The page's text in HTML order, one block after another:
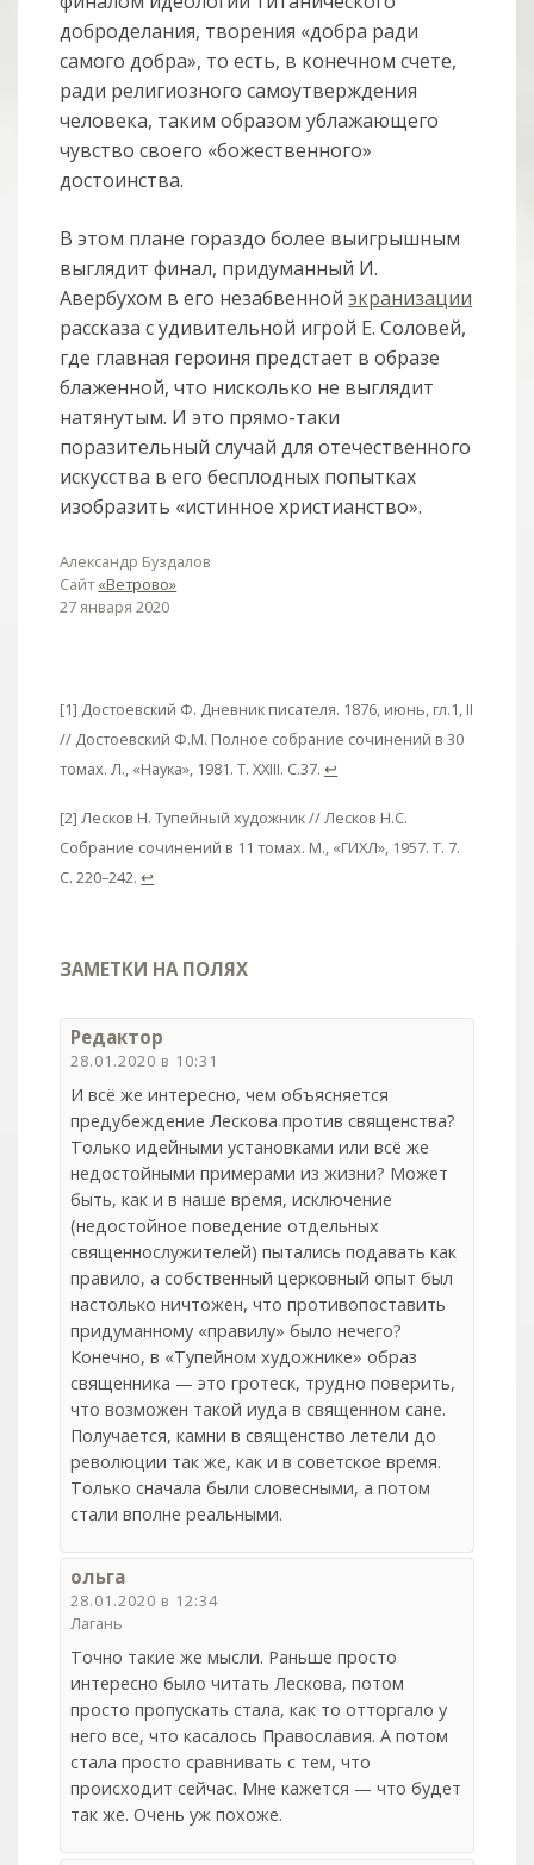
доброделания, творения «добра ради
самого добра», то есть, в конечном счете,
ради религиозного самоутверждения
человека, таким образом ублажающего
чувство своего «божественного»
достоинства.
В этом плане гораздо более выигрышным
выглядит финал, придуманный И.
Авербухом в его незабвеннойэкранизации
рассказа с удивительной игрой Е. Соловей,
где главная героиня предстает в образе
блаженной, что нисколько не выглядит
натянутым. И это прямо-таки
поразительный случай для отечественного
искусства в его бесплодных попытках
изобразить «истинное христианство».
Александр Буздалов
Сайт«Ветрово»
27 января 2020
[1] Достоевский Ф. Дневник писателя. 1876, июнь, гл.1, II
// Достоевский Ф.М. Полное собрание сочинений в 30
томах. Л., «Наука», 1981. Т. XXIII. С.37.↩
[2] Лесков Н. Тупейный художник // Лесков Н.С.
Собрание сочинений в 11 томах. М., «ГИХЛ», 1957. Т. 7.
С. 220–242.↩
ЗАМЕТКИ НА ПОЛЯХ
Редактор
28.01.2020 в 10:31
И всё же интересно, чем объясняется
предубеждение Лескова против священства?
Только идейными установками или всё же
недостойными примерами из жизни? Может
быть, как и в наше время, исключение
(недостойное поведение отдельных
священнослужителей) пытались подавать как
правило, а собственный церковный опыт был
настолько ничтожен, что противопоставить
придуманному «правилу» было нечего?
Конечно, в «Тупейном художнике» образ
священника — это гротеск, трудно поверить,
что возможен такой иуда в священном сане.
Получается, камни в священство летели до
революции так же, как и в советское время.
Только сначала были словесными, а потом
стали вполне реальными.
ольга
28.01.2020 в 12:34
Лагань
Точно такие же мысли. Раньше просто
интересно было читать Лескова, потом
просто пропускать стала, как то отторгало у
него все, что касалось Православия. А потом
стала просто сравнивать с тем, что
происходит сейчас. Мне кажется — что будет
так же. Очень уж похоже.